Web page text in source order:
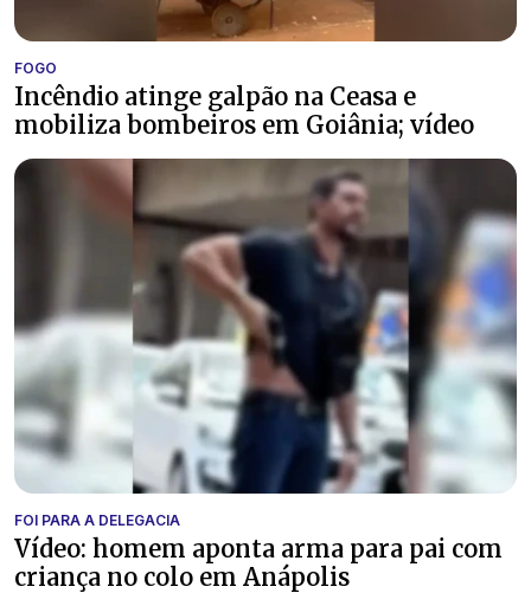
FOGO
Incêndio atinge galpão na Ceasa e
mobiliza bombeiros em Goiânia; vídeo
FOI PARA A DELEGACIA
Vídeo: homem aponta arma para pai com
criança no colo em Anápolis